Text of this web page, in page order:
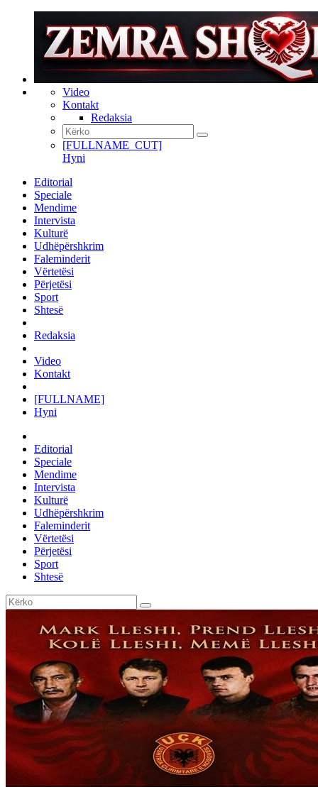
Video
Kontakt
Redaksia
[FULLNAME_CUT]
Hyni
Editorial
Speciale
Mendime
Intervista
Kulturë
Udhëpërshkrim
Faleminderit
Vërtetësi
Përjetësi
Sport
Shtesë
Redaksia
Video
Kontakt
[FULLNAME]
Hyni
Editorial
Speciale
Mendime
Intervista
Kulturë
Udhëpërshkrim
Faleminderit
Vërtetësi
Përjetësi
Sport
Shtesë